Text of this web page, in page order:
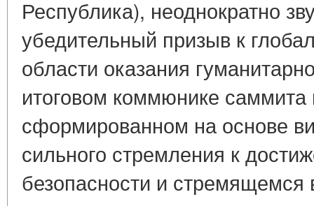
Республика), неоднократно
убедительный призыв к
области оказания
итоговом коммюнике саммита
сформированном на основе
сильного стремления к
безопасности и стремящемся